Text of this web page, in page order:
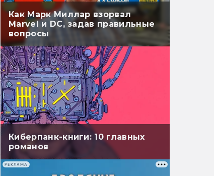
Как Марк Миллар взорвал
Marvel и DC, задав правильные
вопросы
Киберпанк-книги: 10 главных
романов
РЕКЛАМА